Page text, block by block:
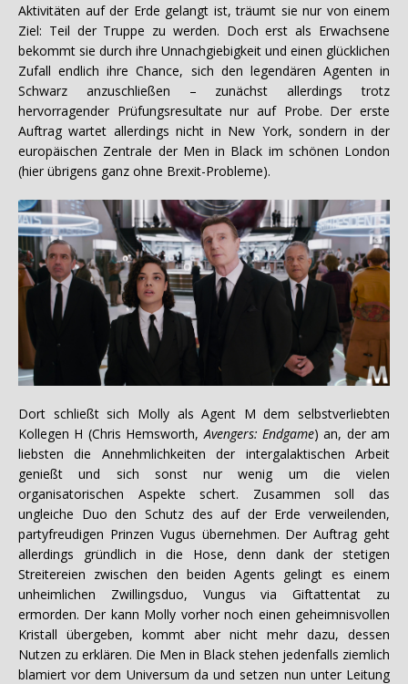
Aktivitäten auf der Erde gelangt ist, träumt sie nur von einem
Ziel: Teil der Truppe zu werden. Doch erst als Erwachsene
bekommt sie durch ihre Unnachgiebigkeit und einen glücklichen
Zufall endlich ihre Chance, sich den legendären Agenten in
Schwarz anzuschließen – zunächst allerdings trotz
hervorragender Prüfungsresultate nur auf Probe. Der erste
Auftrag wartet allerdings nicht in New York, sondern in der
europäischen Zentrale der Men in Black im schönen London
(hier übrigens ganz ohne Brexit-Probleme).
Dort schließt sich Molly als Agent M dem selbstverliebten
Kollegen H (Chris Hemsworth, Avengers: Endgame) an, der am
liebsten die Annehmlichkeiten der intergalaktischen Arbeit
genießt und sich sonst nur wenig um die vielen
organisatorischen Aspekte schert. Zusammen soll das
ungleiche Duo den Schutz des auf der Erde verweilenden,
partyfreudigen Prinzen Vugus übernehmen. Der Auftrag geht
allerdings gründlich in die Hose, denn dank der stetigen
Streitereien zwischen den beiden Agents gelingt es einem
unheimlichen Zwillingsduo, Vungus via Giftattentat zu
ermorden. Der kann Molly vorher noch einen geheimnisvollen
Kristall übergeben, kommt aber nicht mehr dazu, dessen
Nutzen zu erklären. Die Men in Black stehen jedenfalls ziemlich
blamiert vor dem Universum da und setzen nun unter Leitung